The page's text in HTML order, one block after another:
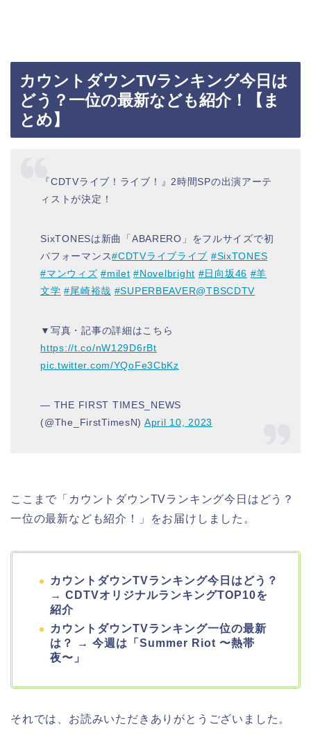
カウントダウンTVランキング今日は
どう？一位の最新なども紹介！【ま
とめ】
『CDTVライブ！ライブ！』2時間SPの出演アーテ
ィストが決定！
SixTONESは新曲「ABARERO」をフルサイズで初
パフォーマンス#CDTVライブライブ #SixTONES
#マンウィズ #milet #Novelbright #日向坂46 #羊
文学 #尾崎裕哉 #SUPERBEAVER@TBSCDTV
▼写真・記事の詳細はこちら
https://t.co/nW129D6rBt
pic.twitter.com/YQoFe3CbKz
— THE FIRST TIMES_NEWS
(@The_FirstTimesN) April 10, 2023
ここまで「カウントダウンTVランキング今日はどう？
一位の最新なども紹介！」をお届けしました。
カウントダウンTVランキング今日はどう？
→ CDTVオリジナルランキングTOP10を
紹介
カウントダウンTVランキング一位の最新
は？ → 今週は「Summer Riot 〜熱帯
夜〜」
それでは、お読みいただきありがとうございました。